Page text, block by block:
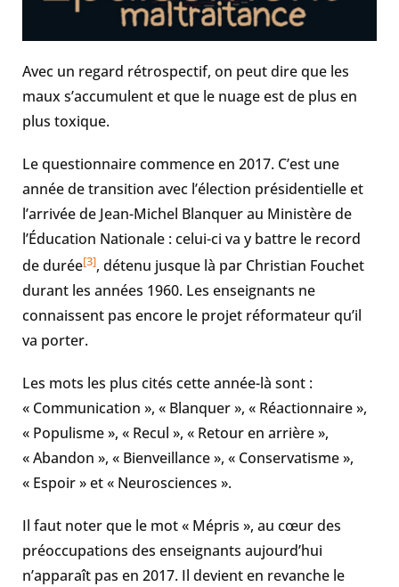
Avec un regard rétrospectif, on peut dire que les
maux s’accumulent et que le nuage est de plus en
plus toxique.
Le questionnaire commence en 2017. C’est une
année de transition avec l’élection présidentielle et
l’arrivée de Jean-Michel Blanquer au Ministère de
l’Éducation Nationale : celui-ci va y battre le record
de durée[3], détenu jusque là par Christian Fouchet
durant les années 1960. Les enseignants ne
connaissent pas encore le projet réformateur qu’il
va porter.
Les mots les plus cités cette année-là sont :
« Communication », « Blanquer », « Réactionnaire »,
« Populisme », « Recul », « Retour en arrière »,
« Abandon », « Bienveillance », « Conservatisme »,
« Espoir » et « Neurosciences ».
Il faut noter que le mot « Mépris », au cœur des
préoccupations des enseignants aujourd’hui
n’apparaît pas en 2017. Il devient en revanche le